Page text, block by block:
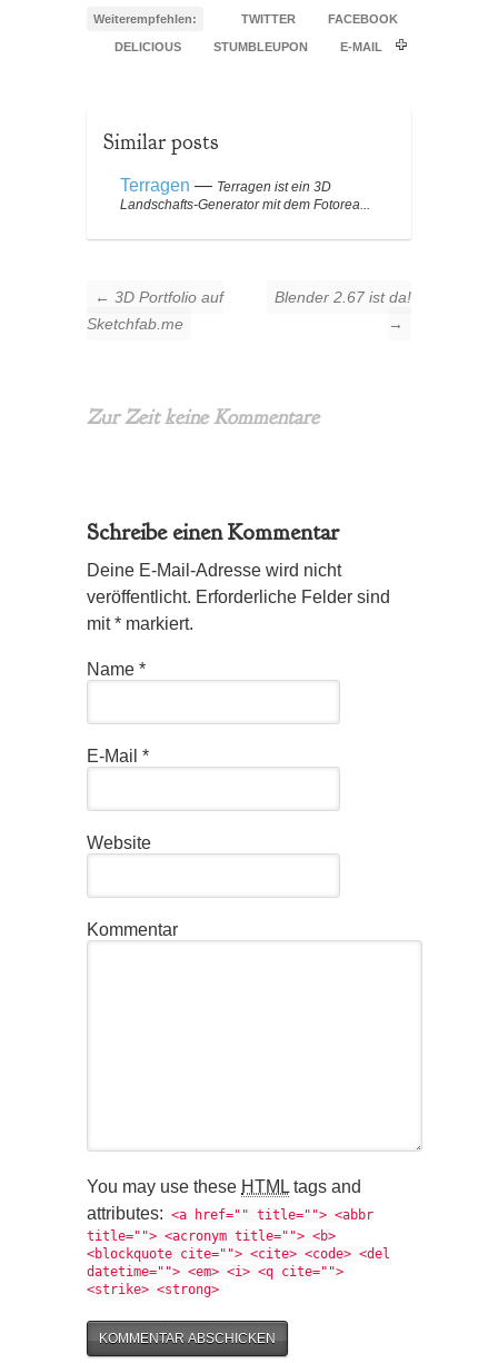
Weiterempfehlen: TWITTER FACEBOOK
DELICIOUS STUMBLEUPON E-MAIL
Similar posts
Terragen — Terragen ist ein 3D
Landschafts-Generator mit dem Fotorea...
← 3D Portfolio auf
Sketchfab.me
Blender 2.67 ist da!
→
Zur Zeit keine Kommentare
Schreibe einen Kommentar
Deine E-Mail-Adresse wird nicht
veröffentlicht. Erforderliche Felder sind
mit* markiert.
Name *
E-Mail *
Website
Kommentar
You may use these HTML tags and
attributes: <a href="" title=""> <abbr
title=""> <acronym title=""> <b>
<blockquote cite=""> <cite> <code> <del
datetime=""> <em> <i> <q cite="">
<strike> <strong>